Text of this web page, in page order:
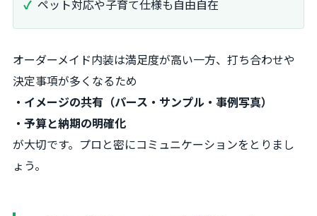
ペット対応や子育て仕様も自由自在
オーダーメイド内装は満足度が高い一方、打ち合わせや
決定事項が多くなるため
・イメージの共有（パース・サンプル・事例写真）
・予算と納期の明確化
が大切です。プロと密にコミュニケーションをとりまし
ょう。